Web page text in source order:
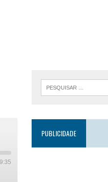
9:35
PUBLICIDADE